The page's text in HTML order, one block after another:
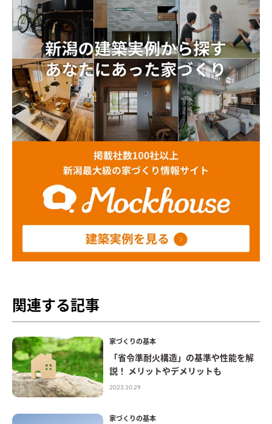
関連する記事
家づくりの基本
「省令準耐火構造」の基準や性能を解
説！ メリットやデメリットも
2023.10.29
家づくりの基本